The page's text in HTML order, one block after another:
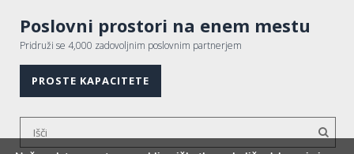
Poslovni prostori na enem mestu
Pridruži se 4,000 zadovoljnim poslovnim partnerjem
PROSTE KAPACITETE